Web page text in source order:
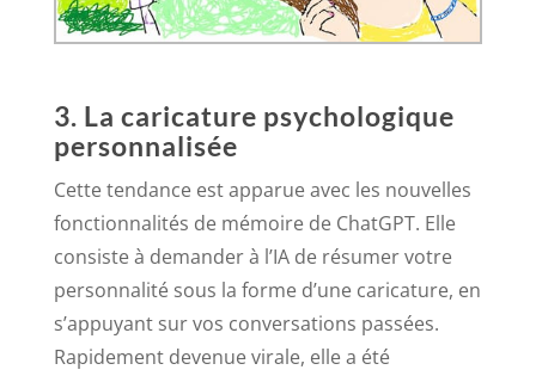
3. La caricature psychologique
personnalisée
Cette tendance est apparue avec les nouvelles
fonctionnalités de mémoire de ChatGPT. Elle
consiste à demander à l’IA de résumer votre
personnalité sous la forme d’une caricature, en
s’appuyant sur vos conversations passées.
Rapidement devenue virale, elle a été